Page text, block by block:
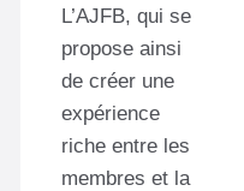
L’AJFB, qui se
propose ainsi
de créer une
expérience
riche entre les
membres et la